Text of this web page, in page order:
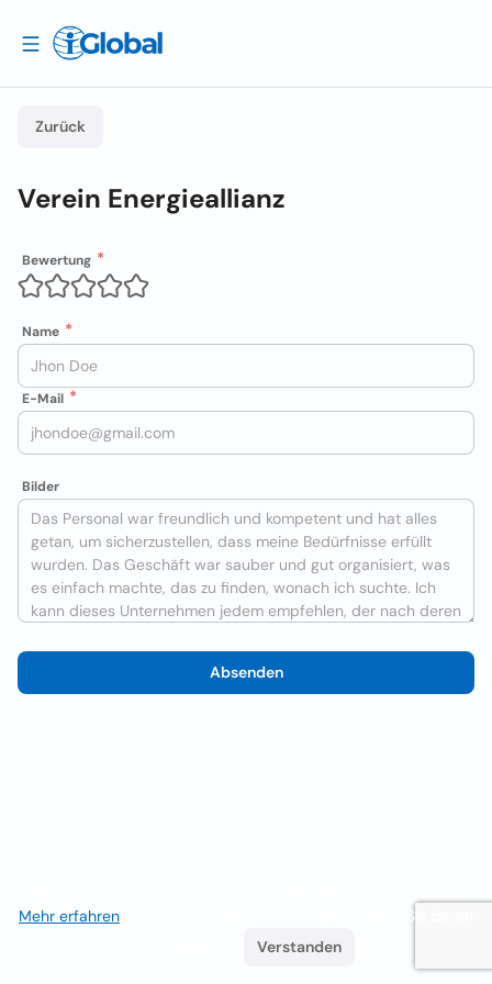
Zurück
Verein Energieallianz
Bewertung
Name
E-Mail
Bilder
Absenden
Mehr erfahren . Wenn Sie weiterhin surfen, akzeptieren Sie deren
Verstanden